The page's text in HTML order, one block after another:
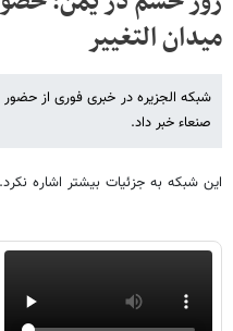
میدان التغییر
شبکه الجزیره در خبری فوری از حضور
صنعاء خبر داد.
این شبکه به جزئیات بیشتر اشاره نکرد. 46